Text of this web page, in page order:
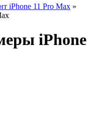
iPhone 11 Pro Max »
iPhone